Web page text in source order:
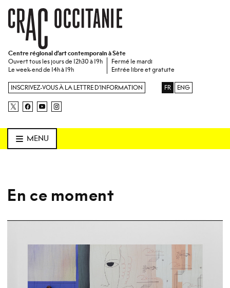
Centre régional d’art contemporain à Sète
Ouvert tous les jours de 12h30 à 19h
Le week-end de 14h à 19h
Fermé le mardi
Entrée libre et gratuite
INSCRIVEZ-VOUS À LA LETTRE D'INFORMATION
FR ENG
RETROUVEZ NOUS SUR X
- NOUVELLE FENÊTRE
RETROUVEZ NOUS SUR FACEBOOK
- NOUVELLE FENÊTRE
RETROUVEZ NOUS SUR YOUTUBE
- NOUVELLE FENÊTRE
RETROUVEZ NOUS SUR INSTAGRAM
- NOUVELLE FENÊTRE
MENU
CRAC - Accueil
En ce moment